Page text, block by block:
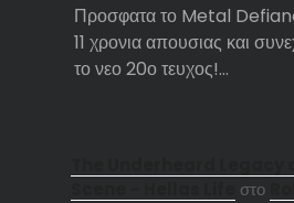
Προσφατα το Metal
11 χρονια απουσιας και
το νεο 20ο τευχος!…
στο